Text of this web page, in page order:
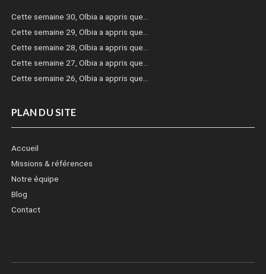
Cette semaine 30, Olbia a appris que…
Cette semaine 29, Olbia a appris que…
Cette semaine 28, Olbia a appris que…
Cette semaine 27, Olbia a appris que…
Cette semaine 26, Olbia a appris que…
PLAN DU SITE
Accueil
Missions & références
Notre équipe
Blog
Contact